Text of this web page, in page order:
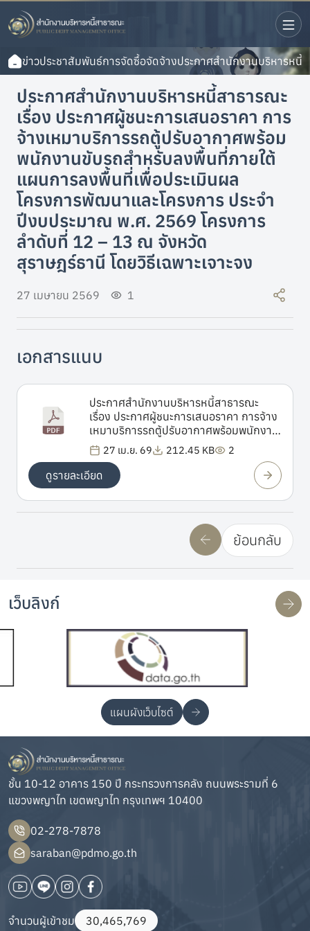
ข่าวประชาสัมพันธ์การจัดซื้อจัดจ้างประกาศสำนักงานบริหารหนี้
ประกาศสำนักงานบริหารหนี้สาธารณะ
เรื่อง ประกาศผู้ชนะการเสนอราคา การ
จ้างเหมาบริการรถตู้ปรับอากาศพร้อม
พนักงานขับรถสำหรับลงพื้นที่ภายใต้
แผนการลงพื้นที่เพื่อประเมินผล
โครงการพัฒนาและโครงการ ประจำ
ปีงบประมาณ พ.ศ. 2569 โครงการ
ลำดับที่ 12 – 13 ณ จังหวัด
สุราษฎร์ธานี โดยวิธีเฉพาะเจาะจง
27 เมษายน 2569 1
เอกสารแนบ
ประกาศสำนักงานบริหารหนี้สาธารณะ
เรื่อง ประกาศผู้ชนะการเสนอราคา การจ้าง
เหมาบริการรถตู้ปรับอากาศพร้อมพนักงาน
ขับรถสำหรับลงพื้นที่ภายใต้แผนการลงพื้นที่
เพื่อประเมินผลโครงการพัฒนาและโครงการ
ประจำปีงบประมาณ พ.ศ. 2569 โครงการ
ลำดับที่ 12 – 13 ณ จังหวัดสุราษฎร์ธานี
โดยวิธีเฉพาะเจาะจง
27 เม.ย. 69 212.45 KB 2
ดูรายละเอียด
ย้อนกลับ
เว็บลิงก์
แผนผังเว็บไซต์
ชั้น 10-12 อาคาร 150 ปี กระทรวงการคลัง ถนนพระรามที่ 6
แขวงพญาไท เขตพญาไท กรุงเทพฯ 10400
02-278-7878
saraban@pdmo.go.th
จำนวนผู้เข้าชม 30,465,769